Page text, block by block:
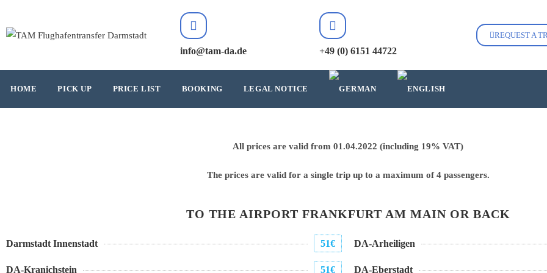
info@tam-da.de +49 (0) 6151 44722
REQUEST A
HOME PICK UP PRICE LIST BOOKING LEGAL NOTICE
All prices are valid from 01.04.2022 (including 19% VAT)
The prices are valid for a single trip up to a maximum of 4 passengers.
TO THE AIRPORT FRANKFURT AM MAIN OR BACK
Darmstadt Innenstadt 51€
DA-Kranichstein 51€
DA-Arheiligen
DA-Eberstadt